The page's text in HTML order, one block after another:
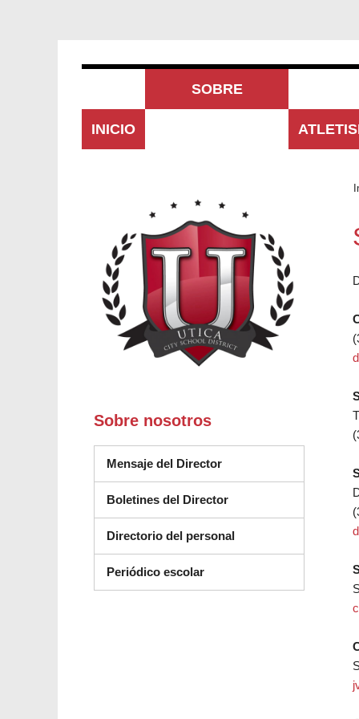
INICIO
SOBRE
Sobre nosotros
Mensaje del Director
Boletines del Director
Directorio del personal
Periódico escolar